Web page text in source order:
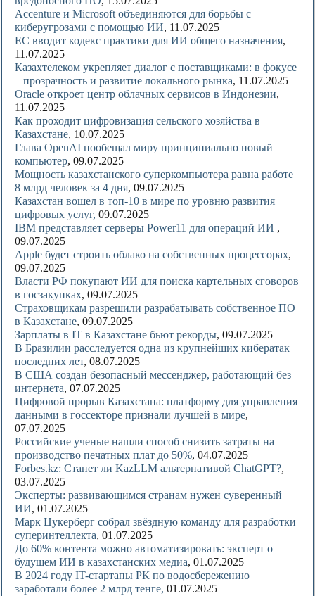
Accenture и Microsoft объединяются для борьбы с
киберугрозами с помощью ИИ, 11.07.2025
ЕС вводит кодекс практики для ИИ общего назначения,
11.07.2025
Казахтелеком укрепляет диалог с поставщиками: в фокусе
– прозрачность и развитие локального рынка, 11.07.2025
Oracle откроет центр облачных сервисов в Индонезии,
11.07.2025
Как проходит цифровизация сельского хозяйства в
Казахстане, 10.07.2025
Глава OpenAI пообещал миру принципиально новый
компьютер, 09.07.2025
Мощность казахстанского суперкомпьютера равна работе
8 млрд человек за 4 дня, 09.07.2025
Казахстан вошел в топ-10 в мире по уровню развития
цифровых услуг, 09.07.2025
IBM представляет серверы Power11 для операций ИИ ,
09.07.2025
Apple будет строить облако на собственных процессорах,
09.07.2025
Власти РФ покупают ИИ для поиска картельных сговоров
в госзакупках, 09.07.2025
Страховщикам разрешили разрабатывать собственное ПО
в Казахстане, 09.07.2025
Зарплаты в IT в Казахстане бьют рекорды, 09.07.2025
В Бразилии расследуется одна из крупнейших кибератак
последних лет, 08.07.2025
В США создан безопасный мессенджер, работающий без
интернета, 07.07.2025
Цифровой прорыв Казахстана: платформу для управления
данными в госсекторе признали лучшей в мире,
07.07.2025
Российские ученые нашли способ снизить затраты на
производство печатных плат до 50%, 04.07.2025
Forbes.kz: Станет ли KazLLM альтернативой ChatGPT?,
03.07.2025
Эксперты: развивающимся странам нужен суверенный
ИИ, 01.07.2025
Марк Цукерберг собрал звёздную команду для разработки
суперинтеллекта, 01.07.2025
До 60% контента можно автоматизировать: эксперт о
будущем ИИ в казахстанских медиа, 01.07.2025
В 2024 году IT-стартапы РК по водосбережению
заработали более 2 млрд тенге, 01.07.2025